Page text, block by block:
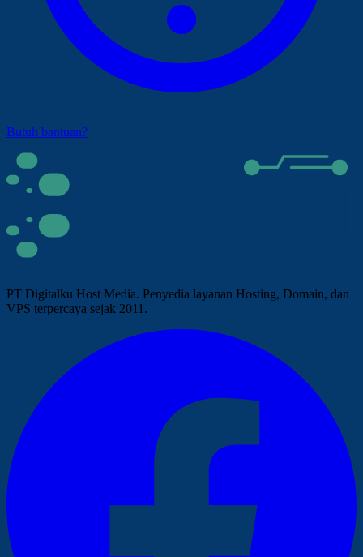
Butuh bantuan?
PT Digitalku Host Media. Penyedia layanan Hosting, Domain, dan
VPS terpercaya sejak 2011.